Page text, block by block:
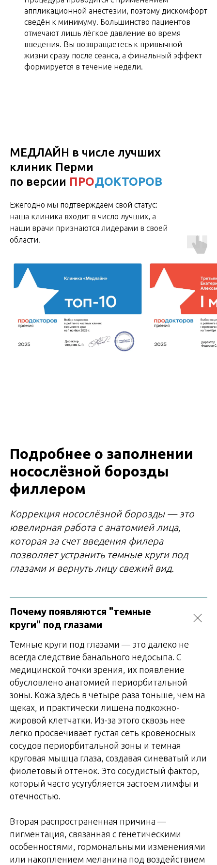
аппликационной анестезии, поэтому дискомфорт
сведён к минимуму. Большинство пациентов
отмечают лишь лёгкое давление во время
введения. Вы возвращаетесь к привычной
жизни сразу после сеанса, а финальный эффект
формируется в течение недели.
МЕДЛАЙН в числе лучших
клиник Перми
по версии ПРОДОКТОРОВ
Ежегодно мы подтверждаем свой статус:
наша клиника входит в число лучших, а
наши врачи признаются лидерами в своей
области.
Подробнее о заполнении
носослёзной борозды
филлером
Коррекция носослёзной борозды — это
ювелирная работа с анатомией лица,
которая за счет введения филера
позволяет устранить темные круги под
глазами и вернуть лицу свежий вид.
Почему появляются "темные
круги" под глазами
Темные круги под глазами — это далеко не
всегда следствие банального недосыпа. С
медицинской точки зрения, их появление
обусловлено анатомией периорбитальной
зоны. Кожа здесь в четыре раза тоньше, чем на
щеках, и практически лишена подкожно-
жировой клетчатки. Из-за этого сквозь нее
легко просвечивает густая сеть кровеносных
сосудов периорбитальной зоны и темная
круговая мышца глаза, создавая синеватый или
фиолетовый оттенок. Это сосудистый фактор,
который часто усугубляется застоем лимфы и
отечностью.
Вторая распространенная причина —
пигментация, связанная с генетическими
особенностями, гормональными изменениями
или накоплением меланина под воздействием